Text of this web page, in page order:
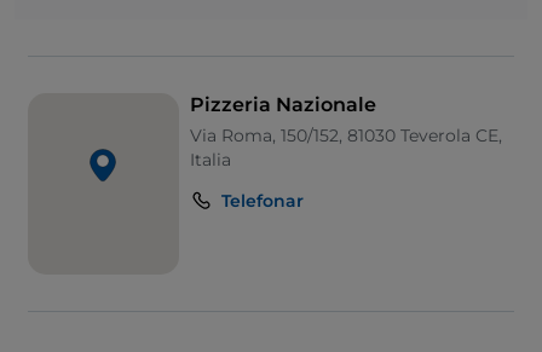
Pizzeria Nazionale
Via Roma, 150/152, 81030 Teverola CE,
Italia
Telefonar